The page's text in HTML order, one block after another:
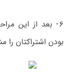
۶- بعد از این
بودن اشتراکتان